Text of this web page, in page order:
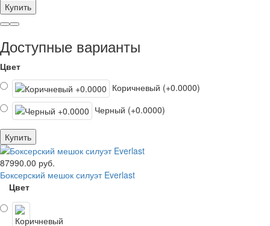
Купить
Доступные варианты
Цвет
Коричневый (+0.0000)
Черный (+0.0000)
Купить
87990.00 руб.
Боксерский мешок силуэт Everlast
Цвет